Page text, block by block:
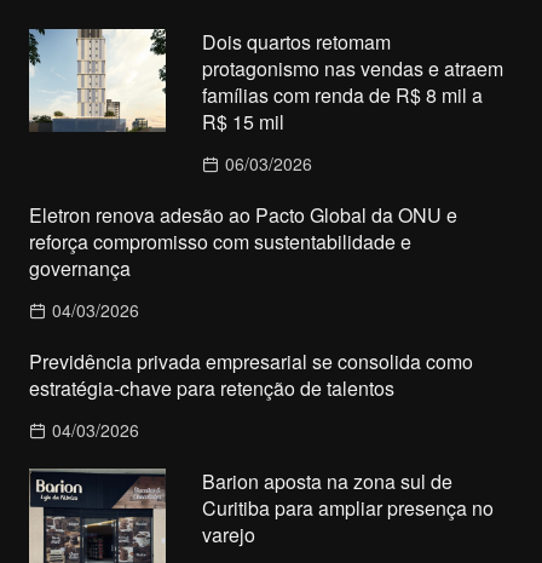
Dois quartos retomam
protagonismo nas vendas e atraem
famílias com renda de R$ 8 mil a
R$ 15 mil
06/03/2026
Eletron renova adesão ao Pacto Global da ONU e
reforça compromisso com sustentabilidade e
governança
04/03/2026
Previdência privada empresarial se consolida como
estratégia-chave para retenção de talentos
04/03/2026
Barion aposta na zona sul de
Curitiba para ampliar presença no
varejo